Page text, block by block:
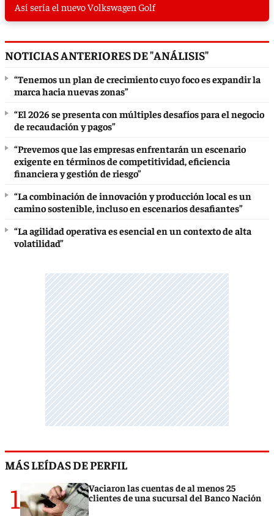
Así sería el nuevo Volkswagen Golf
NOTICIAS ANTERIORES DE "ANÁLISIS"
“Tenemos un plan de crecimiento cuyo foco es expandir la
marca hacia nuevas zonas”
“El 2026 se presenta con múltiples desafíos para el negocio
de recaudación y pagos”
“Prevemos que las empresas enfrentarán un escenario
exigente en términos de competitividad, eficiencia
financiera y gestión de riesgo”
“La combinación de innovación y producción local es un
camino sostenible, incluso en escenarios desafiantes”
“La agilidad operativa es esencial en un contexto de alta
volatilidad”
MÁS LEÍDAS DE PERFIL
1
Vaciaron las cuentas de al menos 25
clientes de una sucursal del Banco Nación